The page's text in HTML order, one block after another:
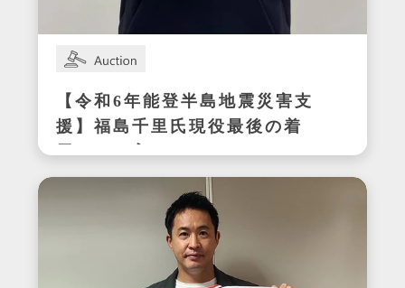
【令和6年能登半島地震災害支
援】福島千里氏現役最後の着
用サイン入りスパイク